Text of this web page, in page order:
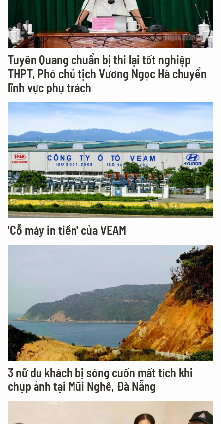
Tuyên Quang chuẩn bị thi lại tốt nghiệp
THPT, Phó chủ tịch Vương Ngọc Hà chuyển
lĩnh vực phụ trách
'Cỗ máy in tiền' của VEAM
3 nữ du khách bị sóng cuốn mất tích khi
chụp ảnh tại Mũi Nghê, Đà Nẵng